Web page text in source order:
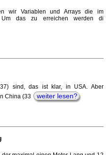
wir Variablen und Arrays die im
Um das zu erreichen werden di
sind, das ist klar, in USA. Aber
China (33
weiter lesen?